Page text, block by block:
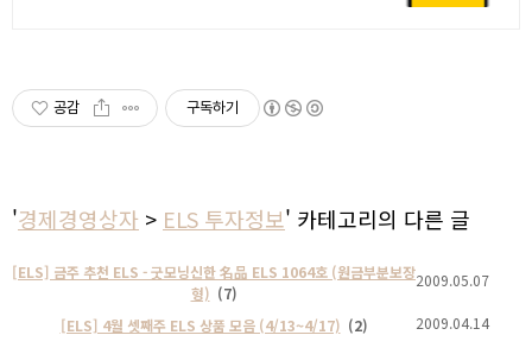
공감 구독하기
'경제경영상자 > ELS 투자정보' 카테고리의 다른 글
[ELS] 금주 추천 ELS - 굿모닝신한 名品 ELS 1064호 (원금부분보장
형) (7)
2009.05.07
[ELS] 4월 셋째주 ELS 상품 모음 (4/13~4/17) (2) 2009.04.14